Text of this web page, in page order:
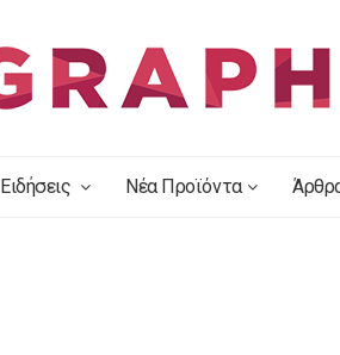
Ειδήσεις Νέα Προϊόντα